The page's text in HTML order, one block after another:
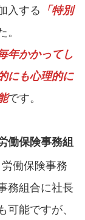
入する
「特別
。
年かかってし
にも心理的に
です。
働保険事務組
働保険事務
務組合に社長
可能ですが、